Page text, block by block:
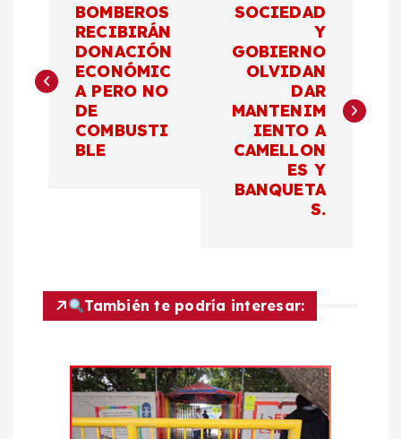
v
BOMBEROS
RECIBIRÁN
DONACIÓN
ECONÓMIC
A PERO NO
DE
COMBUSTI
BLE
SOCIEDAD
Y
GOBIERNO
OLVIDAN
DAR
MANTENIM
IENTO A
CAMELLON
ES Y
BANQUETA
S.
También te podría interesar: